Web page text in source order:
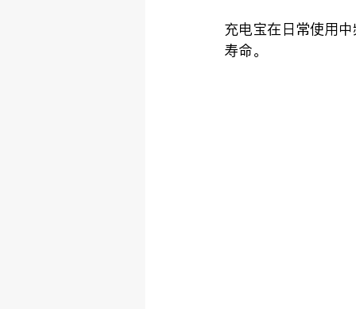
充电宝在日常使用
寿命。